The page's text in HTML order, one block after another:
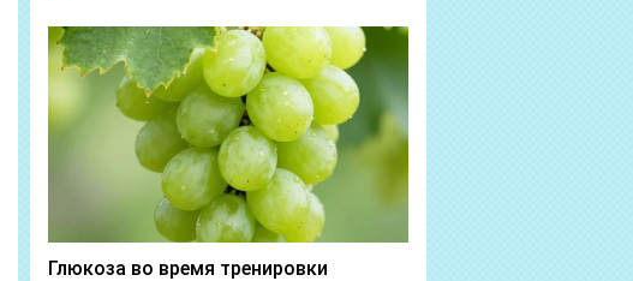
Глюкоза во время тренировки